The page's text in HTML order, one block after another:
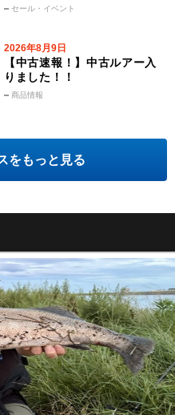
セール・イベント
2026年8月9日
【中古速報！】中古ルアー入
りました！！
商品情報
をもっと見る